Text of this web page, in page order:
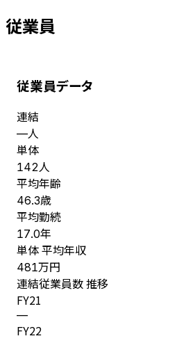
従業員
従業員データ
連結
—人
単体
142 人
平均年齢
46.3歳
平均勤続
17.0年
単体 平均年収
481万円
連結従業員数 推移
FY21
—
FY22